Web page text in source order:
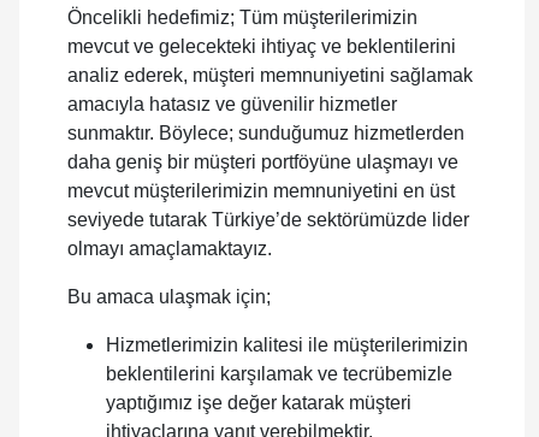
Öncelikli hedefimiz; Tüm müşterilerimizin
mevcut ve gelecekteki ihtiyaç ve beklentilerini
analiz ederek, müşteri memnuniyetini sağlamak
amacıyla hatasız ve güvenilir hizmetler
sunmaktır. Böylece; sunduğumuz hizmetlerden
daha geniş bir müşteri portföyüne ulaşmayı ve
mevcut müşterilerimizin memnuniyetini en üst
seviyede tutarak Türkiye’de sektörümüzde lider
olmayı amaçlamaktayız.
Bu amaca ulaşmak için;
Hizmetlerimizin kalitesi ile müşterilerimizin
beklentilerini karşılamak ve tecrübemizle
yaptığımız işe değer katarak müşteri
ihtiyaçlarına yanıt verebilmektir.